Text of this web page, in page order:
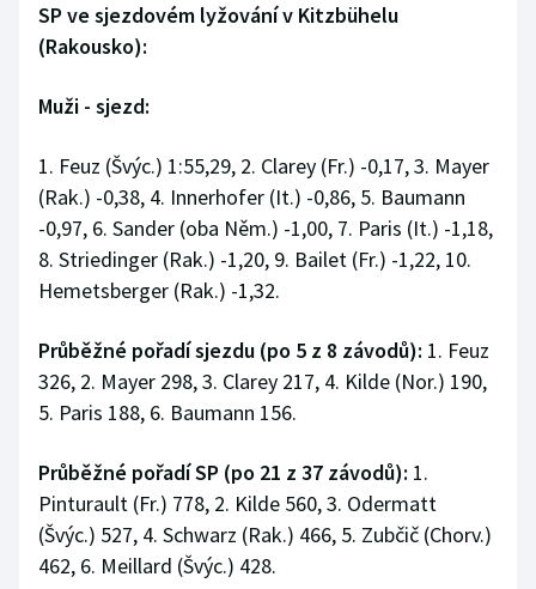
Stolní tenis
Vodní slalom
Volejbal
Ostatní
SP ve sjezdovém lyžování v Kitzbühelu
(Rakousko):
Muži - sjezd:
1. Feuz (Švýc.) 1:55,29, 2. Clarey (Fr.) -0,17, 3. Mayer
(Rak.) -0,38, 4. Innerhofer (It.) -0,86, 5. Baumann
-0,97, 6. Sander (oba Něm.) -1,00, 7. Paris (It.) -1,18,
8. Striedinger (Rak.) -1,20, 9. Bailet (Fr.) -1,22, 10.
Hemetsberger (Rak.) -1,32.
Průběžné pořadí sjezdu (po 5 z 8 závodů): 1. Feuz
326, 2. Mayer 298, 3. Clarey 217, 4. Kilde (Nor.) 190,
5. Paris 188, 6. Baumann 156.
Průběžné pořadí SP (po 21 z 37 závodů): 1.
Pinturault (Fr.) 778, 2. Kilde 560, 3. Odermatt
(Švýc.) 527, 4. Schwarz (Rak.) 466, 5. Zubčič (Chorv.)
462, 6. Meillard (Švýc.) 428.